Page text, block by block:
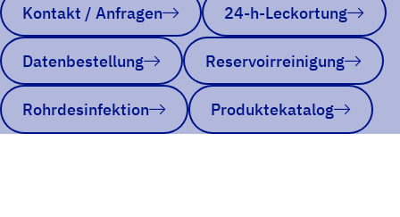
Kontakt / Anfragen 24-h-Leckortung
Datenbestellung Reservoirreinigung
Rohrdesinfektion Produktekatalog